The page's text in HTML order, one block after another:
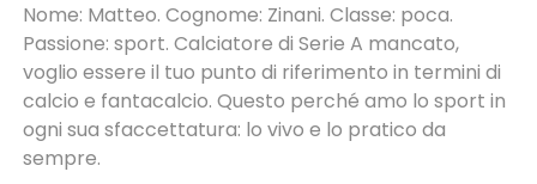
Nome: Matteo. Cognome: Zinani. Classe: poca.
Passione: sport. Calciatore di Serie A mancato,
voglio essere il tuo punto di riferimento in termini di
calcio e fantacalcio. Questo perché amo lo sport in
ogni sua sfaccettatura: lo vivo e lo pratico da
sempre.